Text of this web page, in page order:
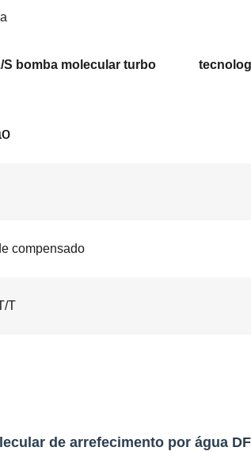
S bomba molecular turbo
compensado
T
de arrefecimento por água